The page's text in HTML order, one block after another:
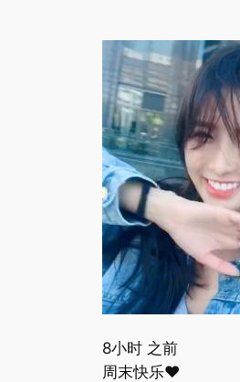
8小时 之前
周末快乐❤️